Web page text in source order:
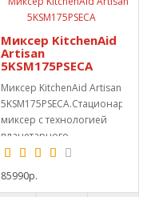
Миксер KitchenAid
Artisan
5KSM175PSECA
Миксер KitchenAid Artisan
5KSM175PSECA.Стационарный
миксер c технологией
планетарного
вращения. Полу..
85990р.